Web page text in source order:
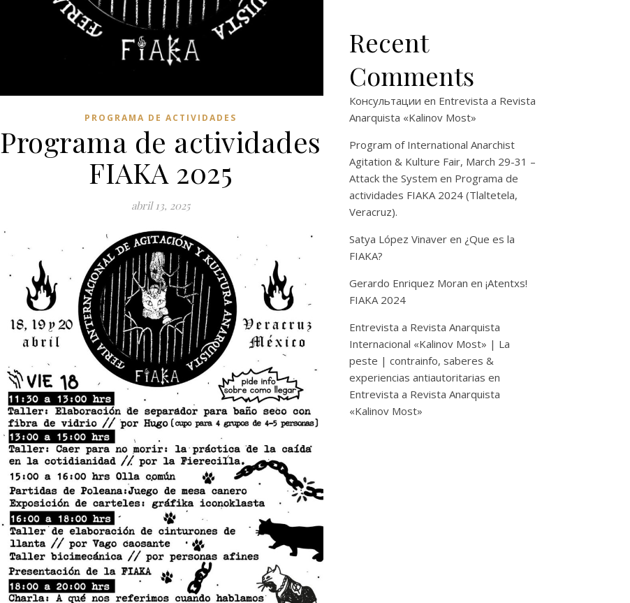
PROGRAMA DE ACTIVIDADES
Programa de actividades
FIAKA 2025
abril 13, 2025
Recent
Comments
Консультации en Entrevista a Revista
Anarquista «Kalinov Most»
Program of International Anarchist
Agitation & Kulture Fair, March 29-31 –
Attack the System en Programa de
actividades FIAKA 2024 (Tlaltetela,
Veracruz).
Satya López Vinaver en ¿Que es la
FIAKA?
Gerardo Enriquez Moran en ¡Atentxs!
FIAKA 2024
Entrevista a Revista Anarquista
Internacional «Kalinov Most» | La
peste | contrainfo, saberes &
experiencias antiautoritarias en
Entrevista a Revista Anarquista
«Kalinov Most»